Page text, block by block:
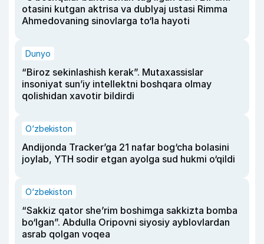
otasini kutgan aktrisa va dublyaj ustasi Rimma
Ahmedovaning sinovlarga to‘la hayoti
Dunyo
“Biroz sekinlashish kerak”. Mutaxassislar
insoniyat sun’iy intellektni boshqara olmay
qolishidan xavotir bildirdi
O‘zbekiston
Andijonda Tracker’ga 21 nafar bog‘cha bolasini
joylab, YTH sodir etgan ayolga sud hukmi o‘qildi
O‘zbekiston
“Sakkiz qator she’rim boshimga sakkizta bomba
bo‘lgan”. Abdulla Oripovni siyosiy ayblovlardan
asrab qolgan voqea